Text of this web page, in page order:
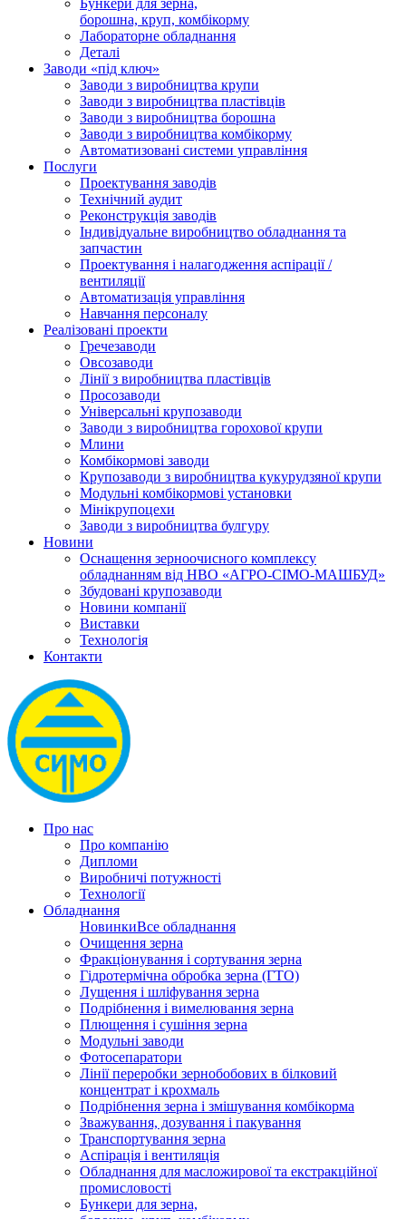
борошна, круп, комбікорму
Лабораторне обладнання
Деталі
Заводи «під ключ»
Заводи з виробництва крупи
Заводи з виробництва пластівців
Заводи з виробництва борошна
Заводи з виробництва комбікорму
Автоматизовані системи управління
Послуги
Проектування заводів
Технічний аудит
Реконструкція заводів
Індивідуальне виробництво обладнання та
запчастин
Проектування і налагодження аспірації /
вентиляції
Автоматизація управління
Навчання персоналу
Реалізовані проекти
Гречезаводи
Овсозаводи
Лінії з виробництва пластівців
Просозаводи
Універсальні крупозаводи
Заводи з виробництва горохової крупи
Млини
Комбікормові заводи
Крупозаводи з виробництва кукурудзяної крупи
Модульні комбікормові установки
Мінікрупоцехи
Заводи з виробництва булгуру
Новини
Оснащення зерноочисного комплексу
обладнанням від НВО «АГРО-СІМО-МАШБУД»
Збудовані крупозаводи
Новини компанії
Виставки
Технологія
Контакти
Про нас
Про компанію
Дипломи
Виробничі потужності
Технології
Обладнання
НовинкиВсе обладнання
Очищення зерна
Фракціонування і сортування зерна
Гідротермічна обробка зерна (ГТО)
Лущення і шліфування зерна
Подрібнення і вимелювання зерна
Плющення і сушіння зерна
Модульні заводи
Фотосепаратори
Лінії переробки зернобобових в білковий
концентрат і крохмаль
Подрібнення зерна і змішування комбікорма
Зважування, дозування і пакування
Транспортування зерна
Аспірація і вентиляція
Обладнання для масложирової та екстракційної
промисловості
Бункери для зерна,